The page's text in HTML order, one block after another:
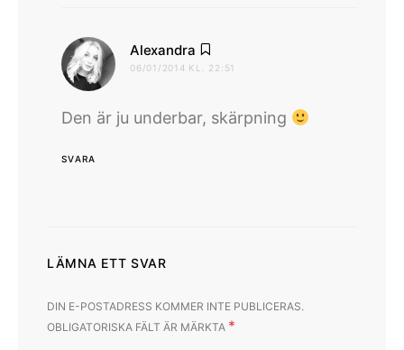
Alexandra
06/01/2014 KL. 22:51
Den är ju underbar, skärpning
SVARA
LÄMNA ETT SVAR
DIN E-POSTADRESS KOMMER INTE PUBLICERAS.
OBLIGATORISKA FÄLT ÄR MÄRKTA *